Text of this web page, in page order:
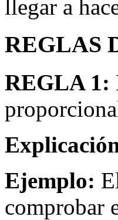
llegar a
REGLAS
REGLA 1:
Ejemplo:
comprobar